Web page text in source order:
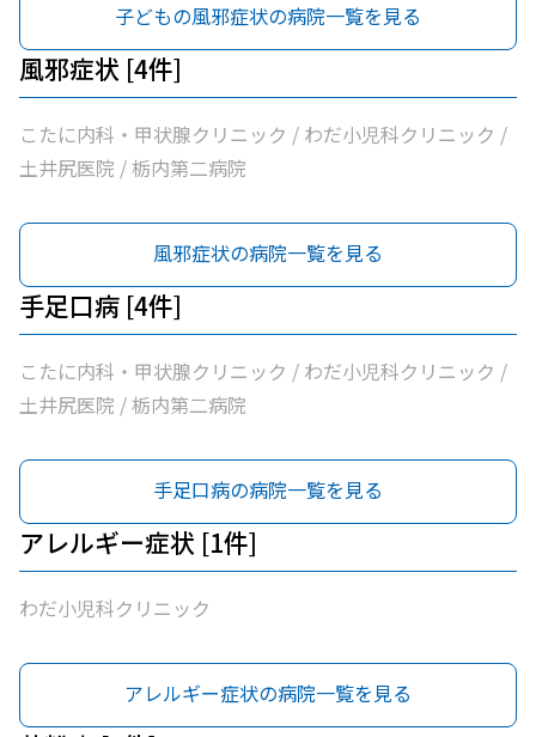
子どもの風邪症状の病院一覧を見る
風邪症状 [4件]
こたに内科・甲状腺クリニック / わだ小児科クリニック /
土井尻医院 / 栃内第二病院
風邪症状の病院一覧を見る
手足口病 [4件]
こたに内科・甲状腺クリニック / わだ小児科クリニック /
土井尻医院 / 栃内第二病院
手足口病の病院一覧を見る
アレルギー症状 [1件]
わだ小児科クリニック
アレルギー症状の病院一覧を見る